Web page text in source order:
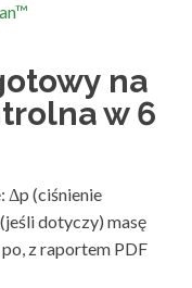
na
w 6
Δp (ciśnienie
dotyczy) masę
z raportem PDF